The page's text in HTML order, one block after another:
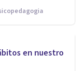
en nuestro